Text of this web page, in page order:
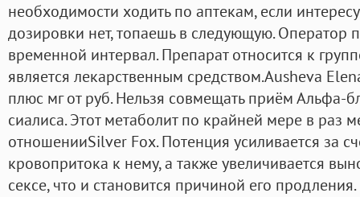
необходимости ходить по аптекам, если
дозировки нет, топаешь в следующую. Оператор
временной интервал. Препарат относится к
является лекарственным средством.Ausheva
плюс мг от руб. Нельзя совмещать приём Альфа-
сиалиса. Этот метаболит по крайней мере в раз
отношенииSilver Fox. Потенция усиливается за
кровопритока к нему, а также увеличивается
сексе, что и становится причиной его